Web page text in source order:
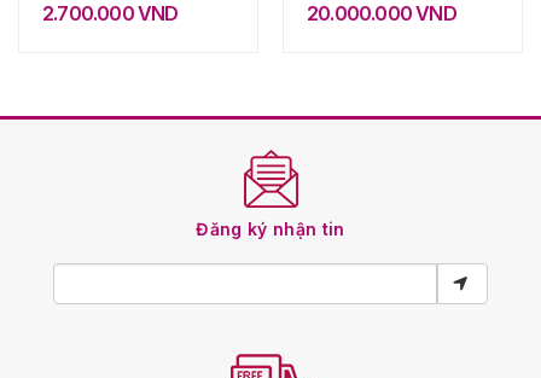
2.700.000VND 20.000.000VND
Đăng ký nhận tin